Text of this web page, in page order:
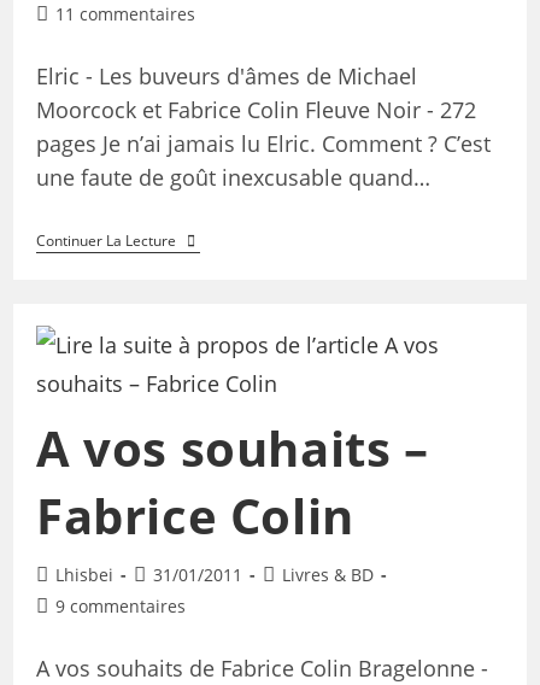
11 commentaires
Elric - Les buveurs d'âmes de Michael
Moorcock et Fabrice Colin Fleuve Noir - 272
pages Je n’ai jamais lu Elric. Comment ? C’est
une faute de goût inexcusable quand…
Continuer La Lecture
A vos souhaits –
Fabrice Colin
Lhisbei 31/01/2011
Livres & BD
9 commentaires
A vos souhaits de Fabrice Colin Bragelonne -